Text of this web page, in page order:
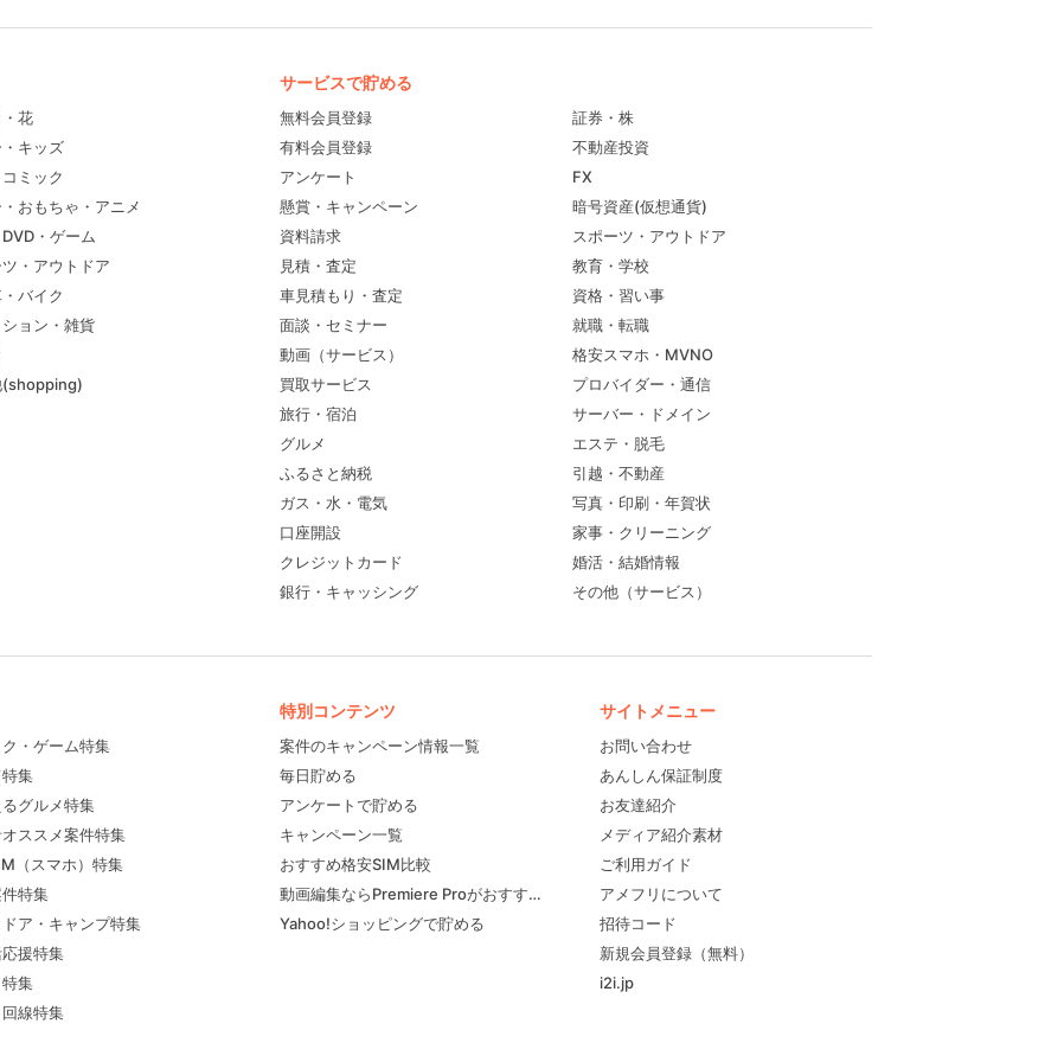
花
キッズ
ミック
おもちゃ・アニメ
・ゲーム
・アウトドア
バイク
ョン・雑貨
(shopping)
サービスで貯める
無料会員登録
有料会員登録
アンケート
懸賞・キャンペーン
資料請求
見積・査定
車見積もり・査定
面談・セミナー
動画（サービス）
買取サービス
旅行・宿泊
グルメ
ふるさと納税
ガス・水・電気
口座開設
クレジットカード
銀行・キャッシング
証券・株
不動産投資
FX
暗号資産(仮想通貨)
スポーツ・アウトドア
教育・学校
資格・習い事
就職・転職
格安スマホ・MVNO
プロバイダー・通信
サーバー・ドメイン
エステ・脱毛
引越・不動産
写真・印刷・年賀状
家事・クリーニング
婚活・結婚情報
その他（サービス）
ィール
ク・ゲーム特集
集
グルメ特集
ススメ案件特集
（スマホ）特集
特集
ア・キャンプ特集
援特集
集
線特集
特別コンテンツ
案件のキャンペーン情報一覧
毎日貯める
アンケートで貯める
キャンペーン一覧
おすすめ格安SIM比較
動画編集ならPremiere Proがおすすめ！
Yahoo!ショッピングで貯める
サイトメニュー
お問い合わせ
あんしん保証制度
お友達紹介
メディア紹介素材
ご利用ガイド
アメフリについて
招待コード
新規会員登録（無料）
i2i.jp